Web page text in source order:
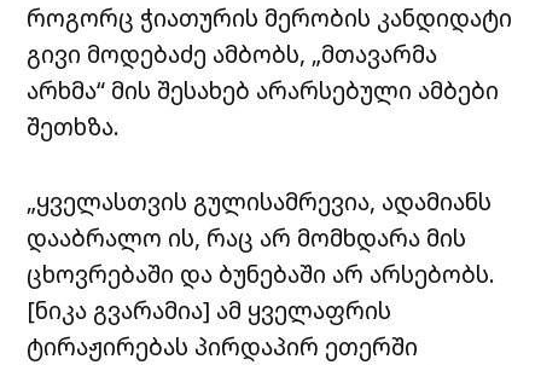
როგორც ჭიათურის მერობის კანდიდატი
გივი მოდებაძე ამბობს, „მთავარმა
არხმა“ მის შესახებ არარსებული ამბები
შეთხზა.
„ყველასთვის გულისამრევია, ადამიანს
დააბრალო ის, რაც არ მომხდარა მის
ცხოვრებაში და ბუნებაში არ არსებობს.
[ნიკა გვარამია] ამ ყველაფრის
ტირაჟირებას პირდაპირ ეთერში